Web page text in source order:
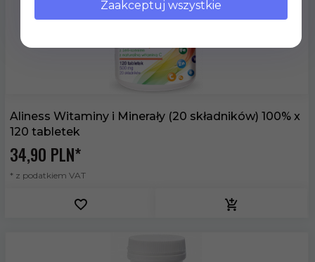
Aliness Witaminy i Minerały (20 składników) 100% x
120 tabletek
34,90 PLN*
* z podatkiem VAT
Zaakceptuj wszystkie